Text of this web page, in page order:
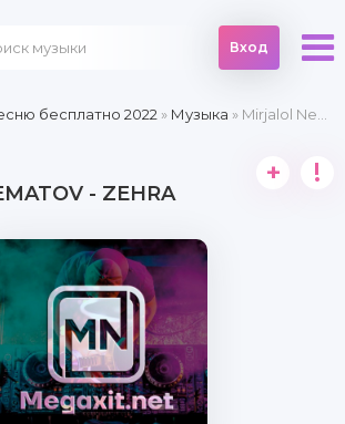
Вход
бесплатно 2022 » Музыка » Mirjalol Nematov - Zehra
- ZEHRA
+ !